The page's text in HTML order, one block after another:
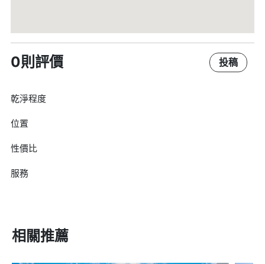
0則評價 投稿
乾淨程度
位置
性價比
服務
相關推薦